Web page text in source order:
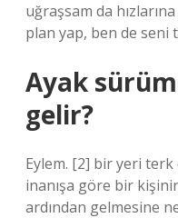
uğraşsam da
plan yap, ben de seni
Ayak
gelir?
Eylem. [2] bir yeri terk
inanışa göre bir
ardından gelmesine